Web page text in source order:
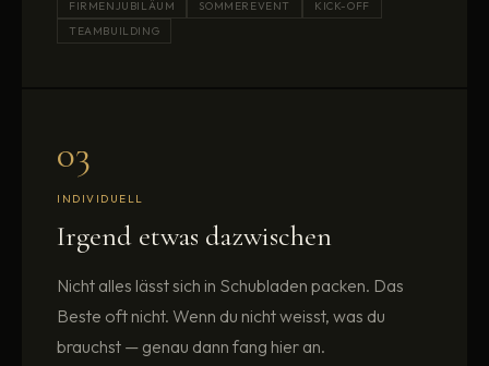
FIRMENJUBILÄUM SOMMEREVENT
KICK-OFF
TEAMBUILDING
03
INDIVIDUELL
Irgend etwas dazwischen
Nicht alles lässt sich in Schubladen packen. Das
Beste oft nicht. Wenn du nicht weisst, was du
brauchst — genau dann fang hier an.